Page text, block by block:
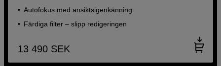
Autofokus med ansiktsigenkänning
Färdiga filter – slipp redigeringen
13 490 SEK